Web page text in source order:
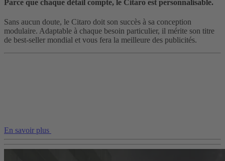
Parce que chaque détail compte, le Citaro est personnalisable.
Sans aucun doute, le Citaro doit son succès à sa conception
modulaire. Adaptable à chaque besoin particulier, il mérite son titre
de best-seller mondial et vous fera la meilleure des publicités.
En savoir plus